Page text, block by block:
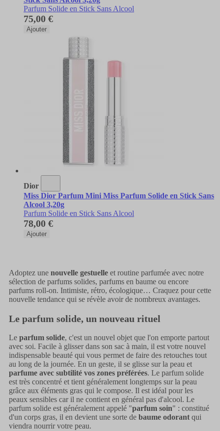
Parfum Solide en Stick Sans Alcool
75,00 €
Ajouter
Dior
Miss Dior Parfum Mini Miss Parfum Solide en Stick Sans
Alcool 3,20g
Parfum Solide en Stick Sans Alcool
78,00 €
Ajouter
Adoptez une nouvelle gestuelle et routine parfumée avec notre
sélection de parfums solides, parfums en baume ou encore
parfums roll-on. Intimiste, rétro, écologique… Craquez pour cette
nouvelle tendance qui se révèle avoir de nombreux avantages.
Le parfum solide, un nouveau rituel
Le parfum solide, c'est un nouvel objet que l'on emporte partout
avec soi. Facile à glisser dans son sac à main, il est votre nouvel
indispensable beauté qui vous permet de faire des retouches tout
au long de la journée. En un geste, il se glisse sur la peau et
parfume avec subtilité vos zones préférées. Le parfum solide
est très concentré et tient généralement longtemps sur la peau
grâce aux éléments gras qui le compose. Il est idéal pour les
peaux sensibles car il ne contient en général pas d'alcool. Le
parfum solide est généralement appelé "parfum soin" : constitué
d'un corps gras, il en devient une sorte de baume odorant qui
viendra nourrir votre peau.